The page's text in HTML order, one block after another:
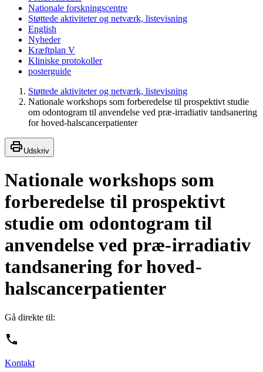
Nationale forskningscentre
Støttede aktiviteter og netværk, listevisning
English
Nyheder
Kræftplan V
Kliniske protokoller
posterguide
Støttede aktiviteter og netværk, listevisning
Nationale workshops som forberedelse til prospektivt studie
om odontogram til anvendelse ved præ-irradiativ tandsanering
for hoved-halscancerpatienter
Udskriv
Nationale workshops som
forberedelse til prospektivt
studie om odontogram til
anvendelse ved præ-irradiativ
tandsanering for hoved-
halscancerpatienter
Gå direkte til:
Kontakt